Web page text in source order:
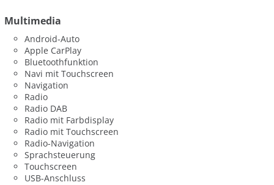
Multimedia
Android-Auto
Apple CarPlay
Bluetoothfunktion
Navi mit Touchscreen
Navigation
Radio
Radio DAB
Radio mit Farbdisplay
Radio mit Touchscreen
Radio-Navigation
Sprachsteuerung
Touchscreen
USB-Anschluss